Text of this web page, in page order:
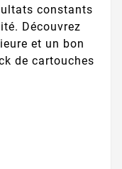
constants
Découvrez
et un bon
de cartouches